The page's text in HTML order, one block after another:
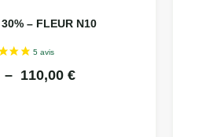
– FLEUR N10
– 110,00 €